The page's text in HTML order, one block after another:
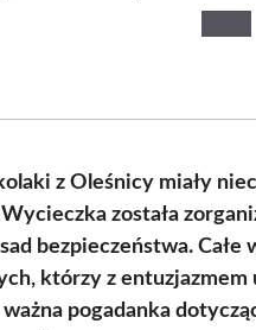
z Oleśnicy miały
została
bezpieczeństwa. Całe
którzy z
pogadanka